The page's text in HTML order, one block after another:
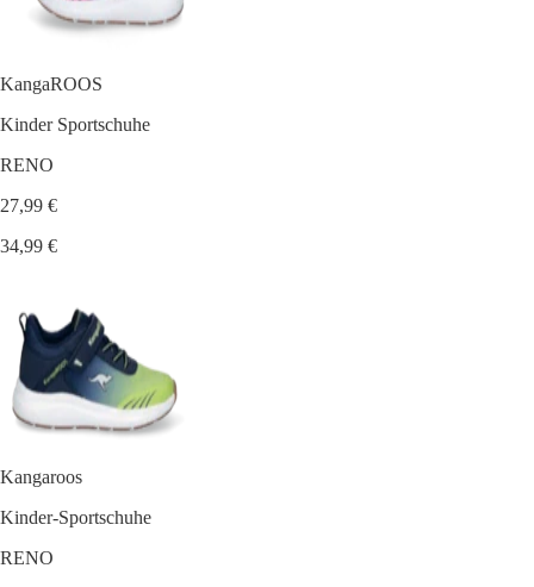
KangaROOS
Kinder Sportschuhe
RENO
27,99 €
34,99 €
Kangaroos
Kinder-Sportschuhe
RENO